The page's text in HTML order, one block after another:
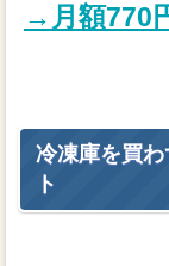
→月額770
冷凍庫を買
ト